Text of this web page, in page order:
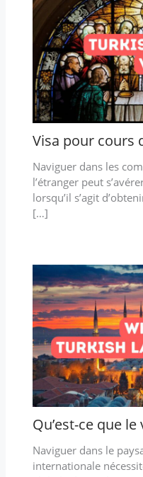
Visa pour cours
Naviguer dans les
l’étranger peut
lorsqu’il s’agit
[…]
Qu’est-ce que
Naviguer dans le
internationale